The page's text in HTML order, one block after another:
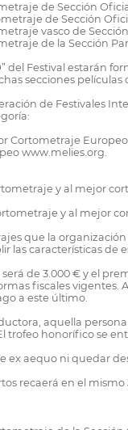
de Sección
de Sección
vasco de
de la Sección
del Festival
secciones
de Festivales
Cortometraje
www.melies.org.
y al mejor
y al mejor
que la
las características
de 3.000 € y el
fiscales
a este último.
aquella
trofeo honorífico se
ex aequo ni quedar
recaerá en el